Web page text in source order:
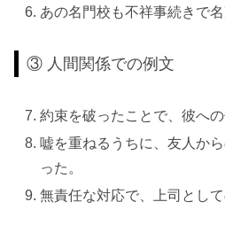
あの名門校も不祥事続きで名
③ 人間関係での例文
約束を破ったことで、彼へ
嘘を重ねるうちに、友人か
った。
無責任な対応で、上司とし